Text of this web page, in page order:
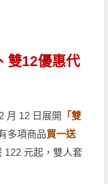
雙12優惠代
月 12 日展開
「雙
多項商品買一送
122 元起，雙人套